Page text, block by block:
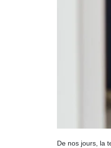
De nos jours, la